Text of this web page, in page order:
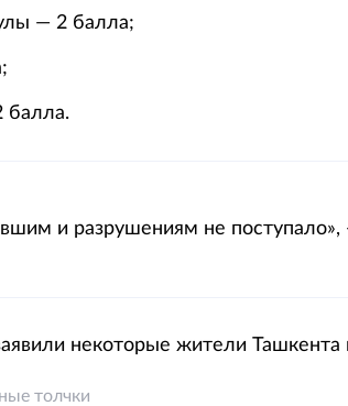
— 2 балла;
балла.
и разрушениям не
некоторые жители Ташкента
толчки